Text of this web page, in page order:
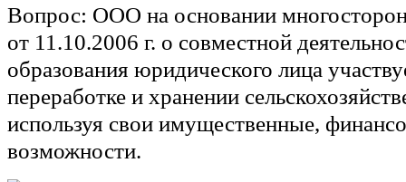
Вопрос: ООО на основании
от 11.10.2006 г. о совместной
образования юридического лица
переработке и хранении
используя свои имущественные,
возможности.